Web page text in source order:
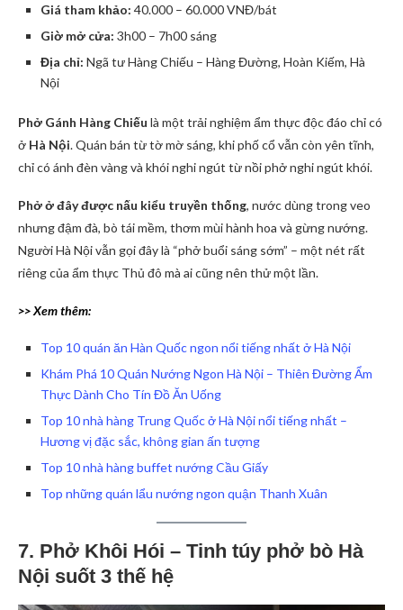
Giá tham khảo: 40.000 – 60.000 VNĐ/bát
Giờ mở cửa: 3h00 – 7h00 sáng
Địa chỉ: Ngã tư Hàng Chiếu – Hàng Đường, Hoàn Kiếm, Hà
Nội
Phở Gánh Hàng Chiếu là một trải nghiệm ẩm thực độc đáo chỉ có
ở Hà Nội. Quán bán từ tờ mờ sáng, khi phố cổ vẫn còn yên tĩnh,
chỉ có ánh đèn vàng và khói nghi ngút từ nồi phở nghi ngút khói.
Phở ở đây được nấu kiểu truyền thống, nước dùng trong veo
nhưng đậm đà, bò tái mềm, thơm mùi hành hoa và gừng nướng.
Người Hà Nội vẫn gọi đây là “phở buổi sáng sớm” – một nét rất
riêng của ẩm thực Thủ đô mà ai cũng nên thử một lần.
>> Xem thêm:
Top 10 quán ăn Hàn Quốc ngon nổi tiếng nhất ở Hà Nội
Khám Phá 10 Quán Nướng Ngon Hà Nội – Thiên Đường Ẩm
Thực Dành Cho Tín Đồ Ăn Uống
Top 10 nhà hàng Trung Quốc ở Hà Nội nổi tiếng nhất –
Hương vị đặc sắc, không gian ấn tượng
Top 10 nhà hàng buffet nướng Cầu Giấy
Top những quán lẩu nướng ngon quận Thanh Xuân
7. Phở Khôi Hói – Tinh túy phở bò Hà
Nội suốt 3 thế hệ